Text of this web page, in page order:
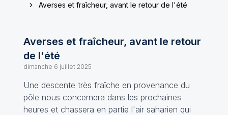
Averses et fraîcheur, avant le retour de l'été
Averses et fraîcheur, avant le retour
de l'été
dimanche 6 juillet 2025
Une descente très fraîche en provenance du
pôle nous concernera dans les prochaines
heures et chassera en partie l'air saharien qui